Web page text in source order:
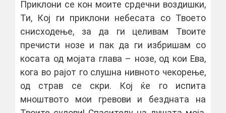
Приклони се кон моите срдечни воздишки,
Ти, Кој ги приклони небесата со Твоето
снисходење, за да ги целивам Твоите
пречисти нозе и пак да ги избришам со
косата од мојата глава – нозе, од кои Ева,
кога во рајот го слушна нивното чекорење,
од страв се скри. Кој ќе го испита
мноштвото мои гревови и бездната на